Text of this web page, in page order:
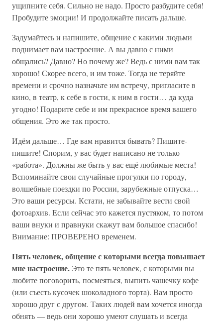
ущипните себя. Сильно не надо. Просто разбудите себя!
Пробудите эмоции! И продолжайте писать дальше.
Задумайтесь и напишите, общение с какими людьми
поднимает вам настроение. А вы давно с ними
общались? Давно? Но почему же? Ведь с ними вам так
хорошо! Скорее всего, и им тоже. Тогда не теряйте
времени и срочно назначьте им встречу, пригласите в
кино, в театр, к себе в гости, к ним в гости… да куда
угодно! Подарите себе и им прекрасное время вашего
общения. Это же так просто.
Идём дальше… Где вам нравится бывать? Пишите-
пишите! Спорим, у вас будет написано не только
«работа». Должны же быть у вас ещё любимые места!
Вспоминайте свои случайные прогулки по городу,
волшебные поездки по России, зарубежные отпуска…
Это ваши ресурсы. Кстати, не забывайте вести свой
фотоархив. Если сейчас это кажется пустяком, то потом
ваши внуки и правнуки скажут вам большое спасибо!
Внимание: ПРОВЕРЕНО временем.
Пять человек, общение с которыми всегда повышает
мне настроение. Это те пять человек, с которыми вы
любите поговорить, посмеяться, выпить чашечку кофе
(или съесть кусочек шоколадного торта). Вам просто
хорошо друг с другом. Таких людей вам хочется иногда
обнять — ведь они хорошо умеют слушать и всегда